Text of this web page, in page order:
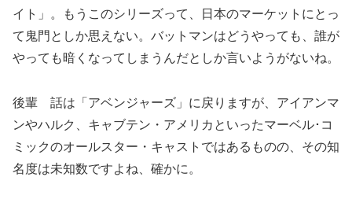
イト」。もうこのシリーズって、日本のマーケットにとっ
て鬼門としか思えない。バットマンはどうやっても、誰が
やっても暗くなってしまうんだとしか言いようがないね。
後輩 話は「アベンジャーズ」に戻りますが、アイアンマ
ンやハルク、キャブテン・アメリカといったマーベル･コ
ミックのオールスター・キャストではあるものの、その知
名度は未知数ですよね、確かに。